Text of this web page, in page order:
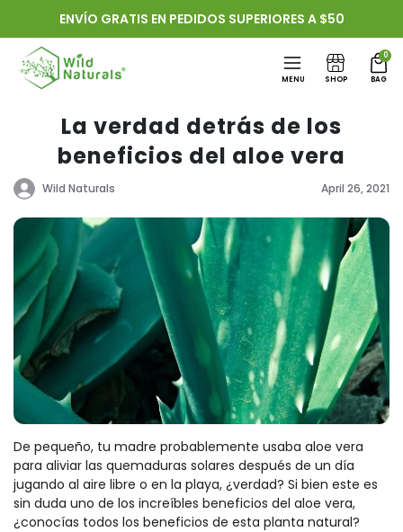
directamente
al contenido
ENVÍO GRATIS EN PEDIDOS SUPERIORES A $50
MENU SHOP
0
BAG
La verdad detrás de los
beneficios del aloe vera
Wild Naturals April 26, 2021
De pequeño, tu madre probablemente usaba aloe vera
para aliviar las quemaduras solares después de un día
jugando al aire libre o en la playa, ¿verdad? Si bien este es
sin duda uno de los increíbles beneficios del aloe vera,
¿conocías todos los beneficios de esta planta natural?